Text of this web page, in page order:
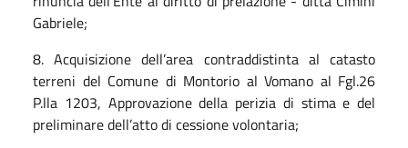
Gabriele;
8. Acquisizione dell’area contraddistinta al catasto
terreni del Comune di Montorio al Vomano al Fgl.26
P.lla 1203, Approvazione della perizia di stima e del
preliminare dell’atto di cessione volontaria;